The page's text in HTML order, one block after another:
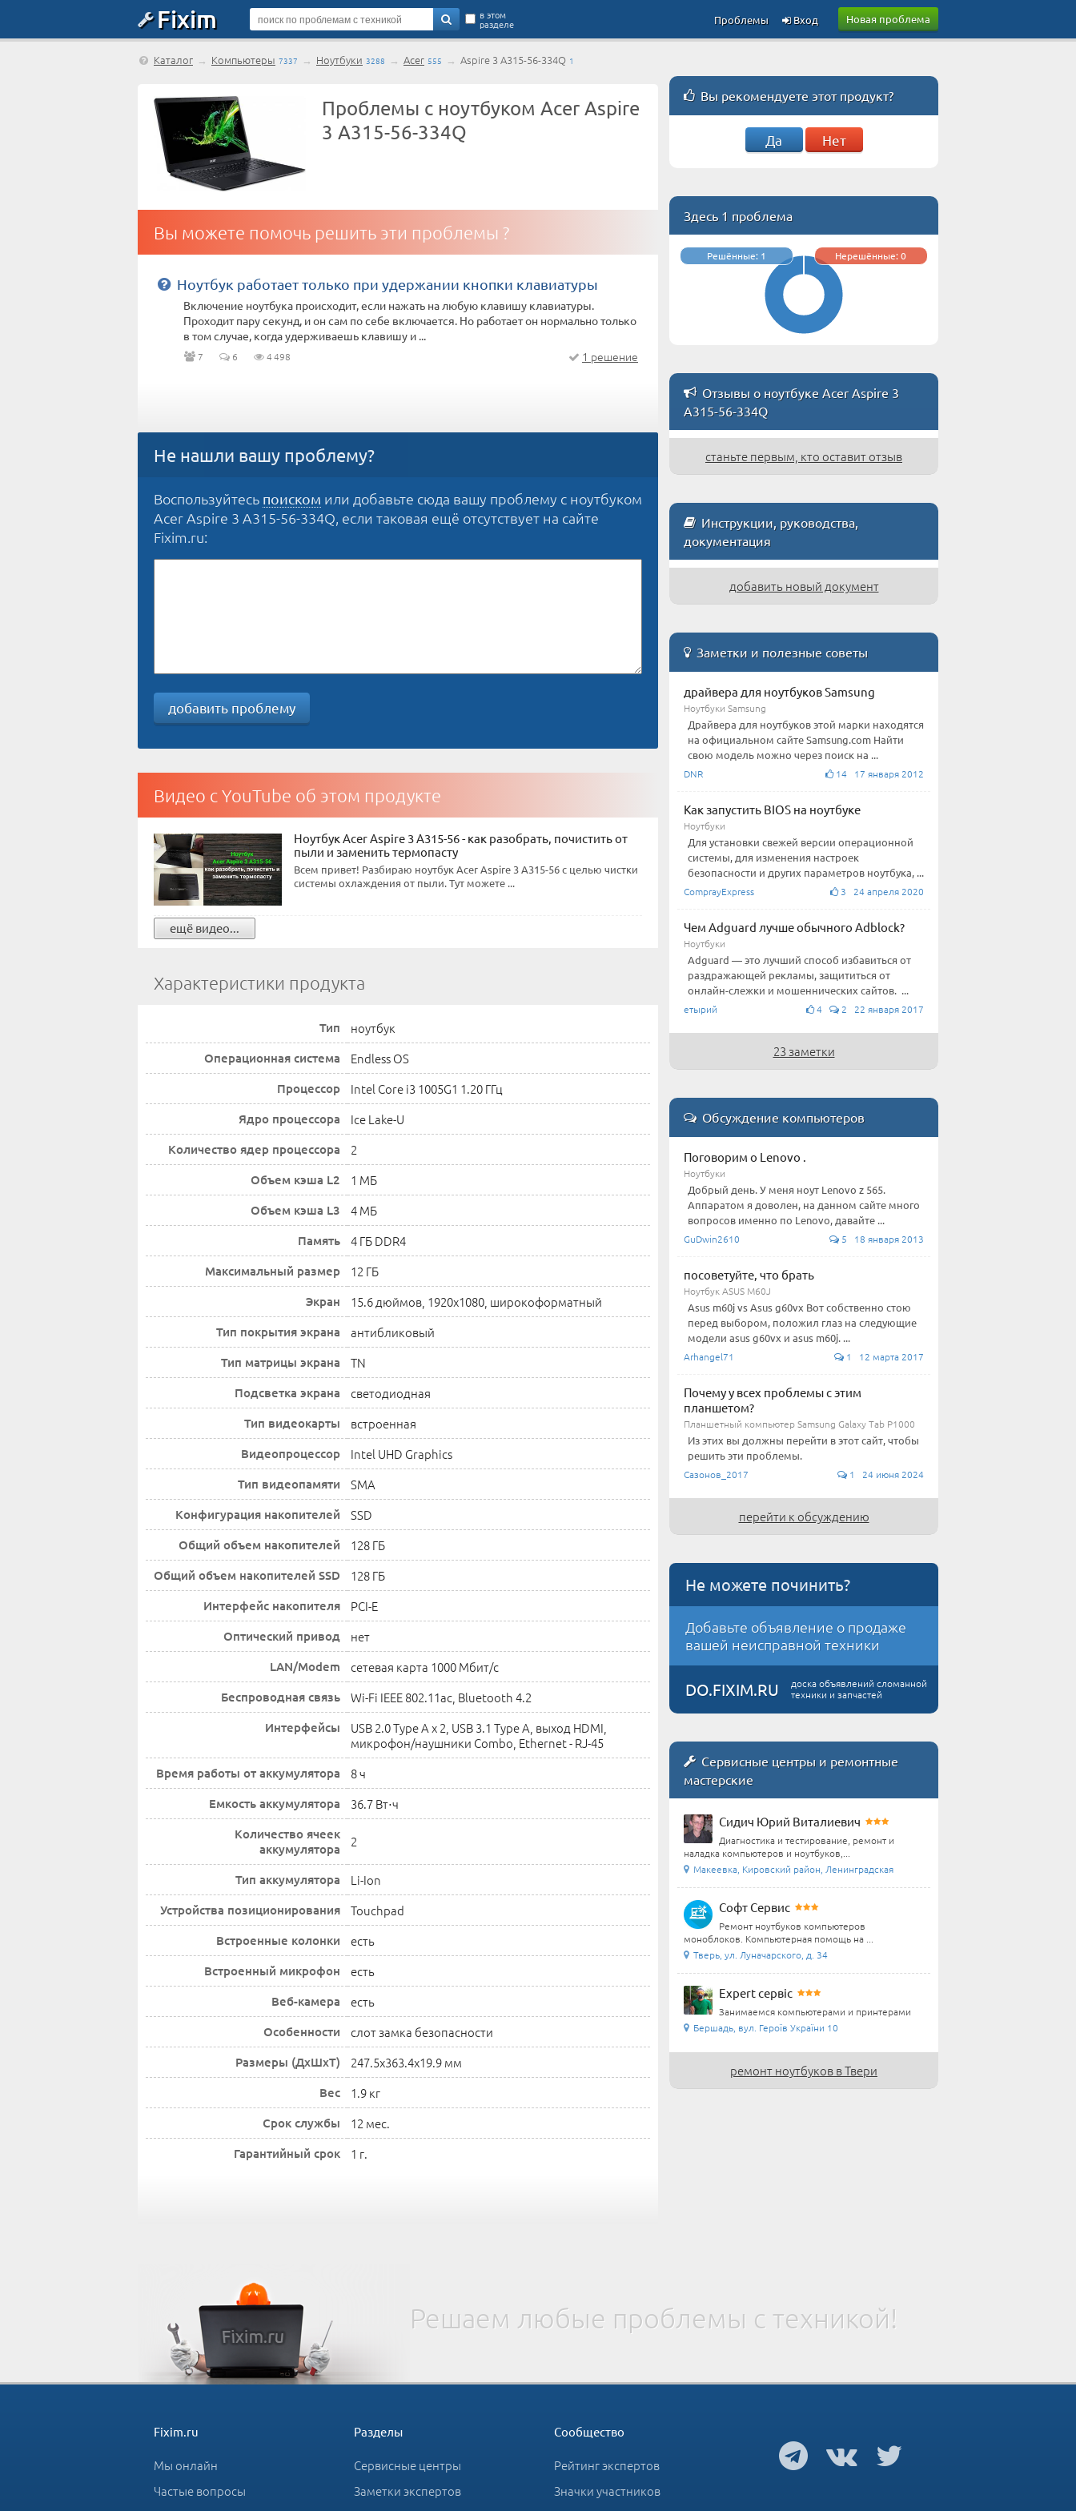
Fixim Новая проблема
в этом
разделе Вход
Проблемы
Каталог → Компьютеры 7337 → Ноутбуки 3288 → Acer 555 → Aspire 3 A315-56-334Q 1
Проблемы с ноутбуком Acer Aspire
3 A315-56-334Q
Вы можете помочь решить эти проблемы ?
Ноутбук работает только при удержании кнопки клавиатуры
Включение ноутбука происходит, если нажать на любую клавишу клавиатуры.
Проходит пару секунд, и он сам по себе включается. Но работает он нормально только
в том случае, когда удерживаешь клавишу и ...
7 6 4 498 1 решение
Не нашли вашу проблему?
Воспользуйтесь поиском или добавьте сюда вашу проблему с ноутбуком
Acer Aspire 3 A315-56-334Q, если таковая ещё отсутствует на сайте
Fixim.ru:
добавить проблему
Видео с YouTube об этом продукте
Ноутбук Acer Aspire 3 A315-56 - как разобрать, почистить от
пыли и заменить термопасту
Всем привет! Разбираю ноутбук Acer Aspire 3 A315-56 с целью чистки
системы охлаждения от пыли. Тут можете ...
ещё видео...
Характеристики продукта
Тип ноутбук
Операционная система Endless OS
Процессор Intel Core i3 1005G1 1.20 ГГц
Ядро процессора Ice Lake-U
Количество ядер процессора 2
Объем кэша L2 1 МБ
Объем кэша L3 4 МБ
Память 4 ГБ DDR4
Максимальный размер 12 ГБ
Экран 15.6 дюймов, 1920x1080, широкоформатный
Тип покрытия экрана антибликовый
Тип матрицы экрана TN
Подсветка экрана светодиодная
Тип видеокарты встроенная
Видеопроцессор Intel UHD Graphics
Тип видеопамяти SMA
Конфигурация накопителей SSD
Общий объем накопителей 128 ГБ
Общий объем накопителей SSD 128 ГБ
Интерфейс накопителя PCI-E
Оптический привод нет
LAN/Modem сетевая карта 1000 Мбит/c
Беспроводная связь Wi-Fi IEEE 802.11ac, Bluetooth 4.2
Интерфейсы
USB 2.0 Type A x 2, USB 3.1 Type A, выход HDMI,
микрофон/наушники Combo, Ethernet - RJ-45
Время работы от аккумулятора 8 ч
Емкость аккумулятора 36.7 Вт⋅ч
Количество ячеек
аккумулятора
2
Тип аккумулятора Li-Ion
Устройства позиционирования Touchpad
Встроенные колонки есть
Встроенный микрофон есть
Веб-камера есть
Особенности слот замка безопасности
Размеры (ДхШхТ) 247.5x363.4x19.9 мм
Вес 1.9 кг
Срок службы 12 мес.
Гарантийный срок 1 г.
Вы рекомендуете этот продукт?
Да Нет
Здесь 1 проблема
Решённые: 1 Нерешённые: 0
Отзывы о ноутбуке Acer Aspire 3
A315-56-334Q
станьте первым, кто оставит отзыв
Инструкции, руководства,
документация
добавить новый документ
Заметки и полезные советы
драйвера для ноутбуков Samsung
Ноутбуки Samsung
Драйвера для ноутбуков этой марки находятся
на официальном сайте Samsung.com Найти
свою модель можно через поиск на ...
DNR 14 17 января 2012
Как запустить BIOS на ноутбуке
Ноутбуки
Для установки свежей версии операционной
системы, для изменения настроек
безопасности и других параметров ноутбука, ...
ComprayExpress 3 24 апреля 2020
Чем Adguard лучше обычного Adblock?
Ноутбуки
Adguard — это лучший способ избавиться от
раздражающей рекламы, защититься от
онлайн-слежки и мошеннических сайтов. ...
етырий 4 2 22 января 2017
23 заметки
Обсуждение компьютеров
Поговорим о Lenovo .
Ноутбуки
Добрый день. У меня ноут Lenovo z 565.
Аппаратом я доволен, на данном сайте много
вопросов именно по Lenovo, давайте ...
GuDwin2610 5 18 января 2013
посоветуйте, что брать
Ноутбук ASUS M60J
Asus m60j vs Asus g60vx Вот собственно стою
перед выбором, положил глаз на следующие
модели asus g60vx и asus m60j. ...
Arhangel71 1 12 марта 2017
Почему у всех проблемы с этим
планшетом?
Планшетный компьютер Samsung Galaxy Tab P1000
Из этих вы должны перейти в этот сайт, чтобы
решить эти проблемы.
Сазонов_2017 1 24 июня 2024
перейти к обсуждению
Не можете починить?
Добавьте объявление о продаже
вашей неисправной техники
DO.FIXIM.RU
доска объявлений сломанной
техники и запчастей
Сервисные центры и ремонтные
мастерские
Сидич Юрий Виталиевич
Диагностика и тестирование, ремонт и
наладка компьютеров и ноутбуков,...
Макеевка, Кировский район, Ленинградская
Софт Сервис
Ремонт ноутбуков компьютеров
моноблоков. Компьютерная помощь на ...
Тверь, ул. Луначарского, д. 34
Expert сервіс
Занимаемся компьютерами и принтерами
Бершадь, вул. Героїв України 10
ремонт ноутбуков в Твери
Решаем любые проблемы с техникой!
Fixim.ru
Мы онлайн
Частые вопросы
Разделы
Сервисные центры
Заметки экспертов
Сообщество
Рейтинг экспертов
Значки участников